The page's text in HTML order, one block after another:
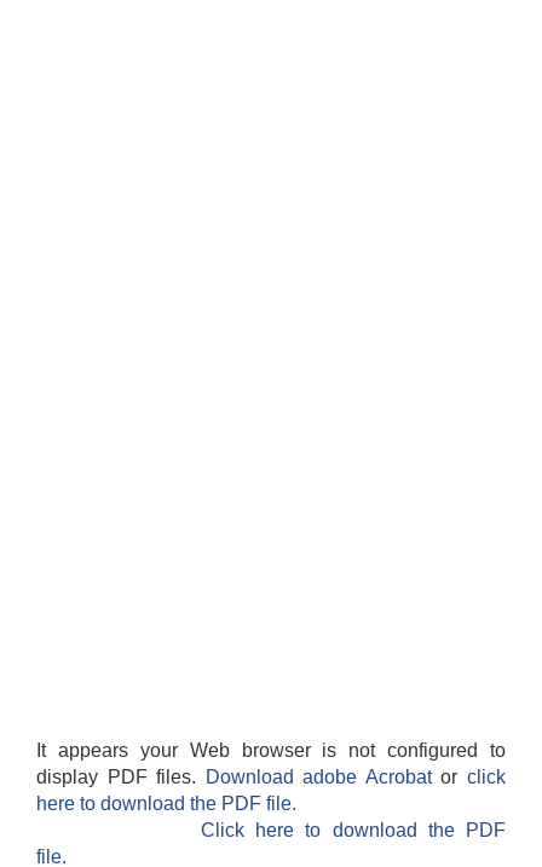
It appears your Web browser is not configured to
display PDF files.
Download adobe Acrobatorclick
here to download the PDF file.
Click here to download the PDF
file.